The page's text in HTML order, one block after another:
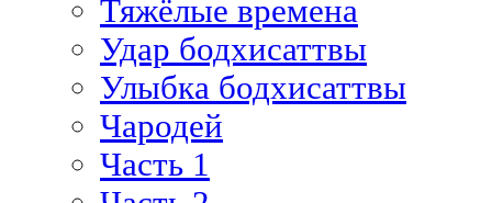
Тяжёлые времена
Удар бодхисаттвы
Улыбка бодхисаттвы
Чародей
Часть 1